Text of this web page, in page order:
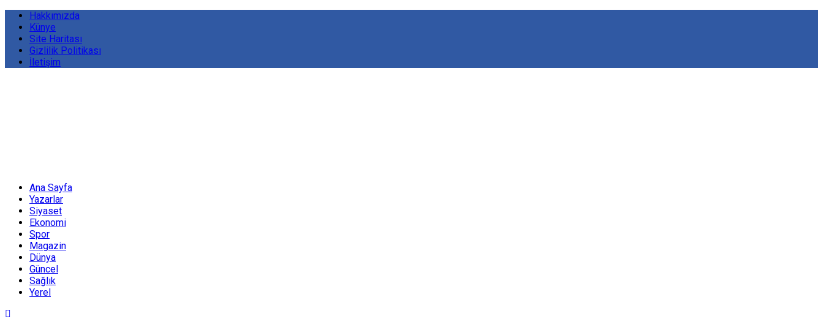
Hakkımızda
Künye
Site Haritası
Gizlilik Politikası
İletişim
Ana Sayfa
Yazarlar
Siyaset
Ekonomi
Spor
Magazin
Dünya
Güncel
Sağlık
Yerel